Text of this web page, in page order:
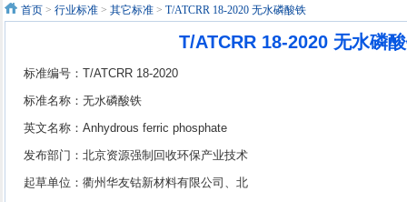
首页 > 行业标准 > 其它标准 > T/ATCRR 18-2020 无水磷酸铁
T/ATCRR 18-2020 无水磷
标准编号：T/ATCRR 18-2020
标准名称：无水磷酸铁
英文名称：Anhydrous ferric phosphate
发布部门：北京资源强制回收环保产业技术
创新战略联盟
起草单位：衢州华友钴新材料有限公司、北